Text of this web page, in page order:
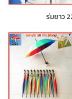
ร่มยาว